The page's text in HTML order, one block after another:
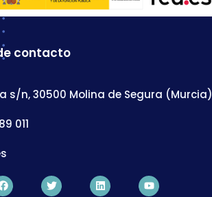
contacto
s/n, 30500 Molina de Segura (Murcia)
011